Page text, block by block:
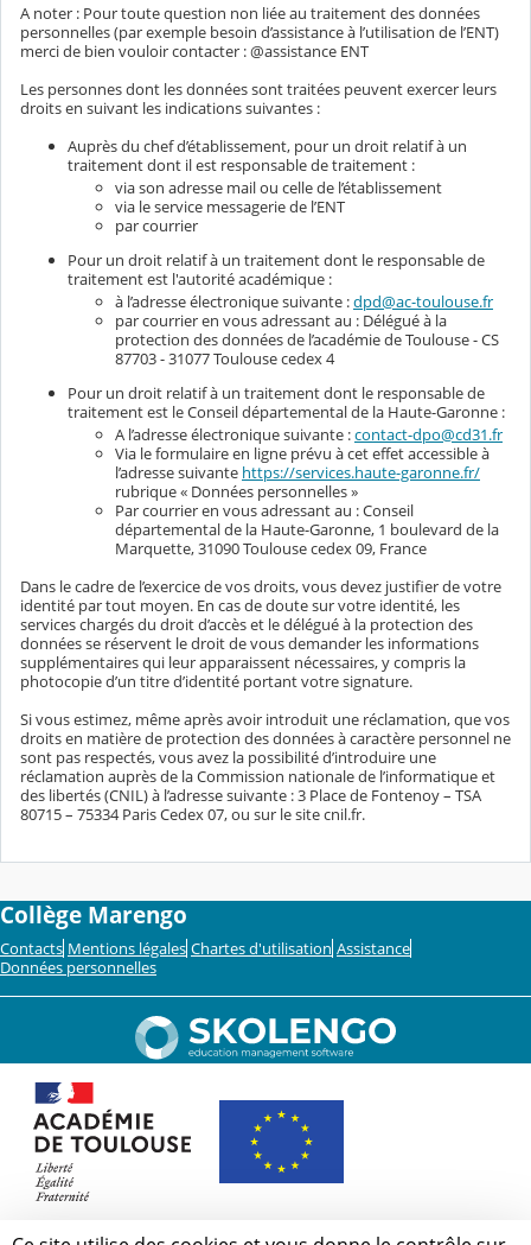
A noter : Pour toute question non liée au traitement des données
personnelles (par exemple besoin d’assistance à l’utilisation de l’ENT)
merci de bien vouloir contacter : @assistance ENT
Les personnes dont les données sont traitées peuvent exercer leurs
droits en suivant les indications suivantes :
Auprès du chef d’établissement, pour un droit relatif à un
traitement dont il est responsable de traitement :
via son adresse mail ou celle de l’établissement
via le service messagerie de l’ENT
par courrier
Pour un droit relatif à un traitement dont le responsable de
traitement est l'autorité académique :
à l’adresse électronique suivante :dpd@ac-toulouse.fr
par courrier en vous adressant au : Délégué à la
protection des données de l’académie de Toulouse - CS
87703 - 31077 Toulouse cedex 4
Pour un droit relatif à un traitement dont le responsable de
traitement est le Conseil départemental de la Haute-Garonne :
A l’adresse électronique suivante :contact-dpo@cd31.fr
Via le formulaire en ligne prévu à cet effet accessible à
l’adresse suivante https://services.haute-garonne.fr/
rubrique « Données personnelles »
Par courrier en vous adressant au : Conseil
départemental de la Haute-Garonne, 1 boulevard de la
Marquette, 31090 Toulouse cedex 09, France
Dans le cadre de l’exercice de vos droits, vous devez justifier de votre
identité par tout moyen. En cas de doute sur votre identité, les
services chargés du droit d’accès et le délégué à la protection des
données se réservent le droit de vous demander les informations
supplémentaires qui leur apparaissent nécessaires, y compris la
photocopie d’un titre d’identité portant votre signature.
Si vous estimez, même après avoir introduit une réclamation, que vos
droits en matière de protection des données à caractère personnel ne
sont pas respectés, vous avez la possibilité d’introduire une
réclamation auprès de la Commission nationale de l’informatique et
des libertés (CNIL) à l’adresse suivante : 3 Place de Fontenoy – TSA
80715 – 75334 Paris Cedex 07, ou sur le site cnil.fr.
Collège Marengo
Contacts Mentions légales Chartes d'utilisation Assistance
Données personnelles